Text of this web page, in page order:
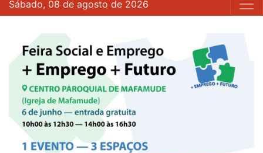
Sábado, 08 de agosto de 2026